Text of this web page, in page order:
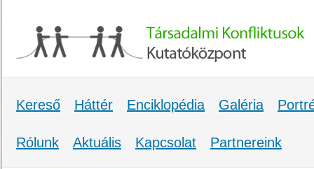
Kereső Háttér Enciklopédia Galéria
Rólunk Aktuális Kapcsolat Partnereink